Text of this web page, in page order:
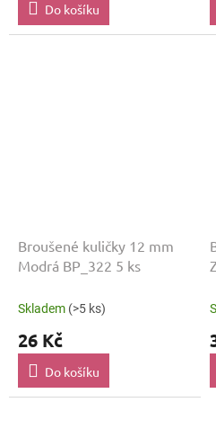
Do košíku
Broušené kuličky 12 mm
Modrá BP_322 5 ks
Skladem (>5 ks)
26 Kč
Do košíku